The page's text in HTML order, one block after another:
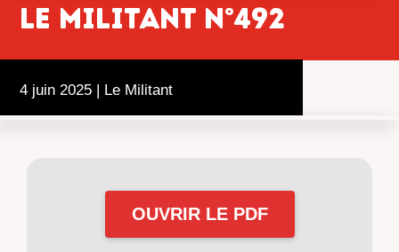
LE MILITANT N°492
4 juin 2025 | Le Militant
OUVRIR LE PDF